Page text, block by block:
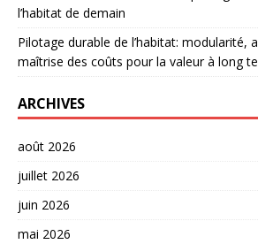
l’habitat de demain
Pilotage durable de l’habitat: modularité,
maîtrise des coûts pour la valeur à long
ARCHIVES
août 2026
juillet 2026
juin 2026
mai 2026